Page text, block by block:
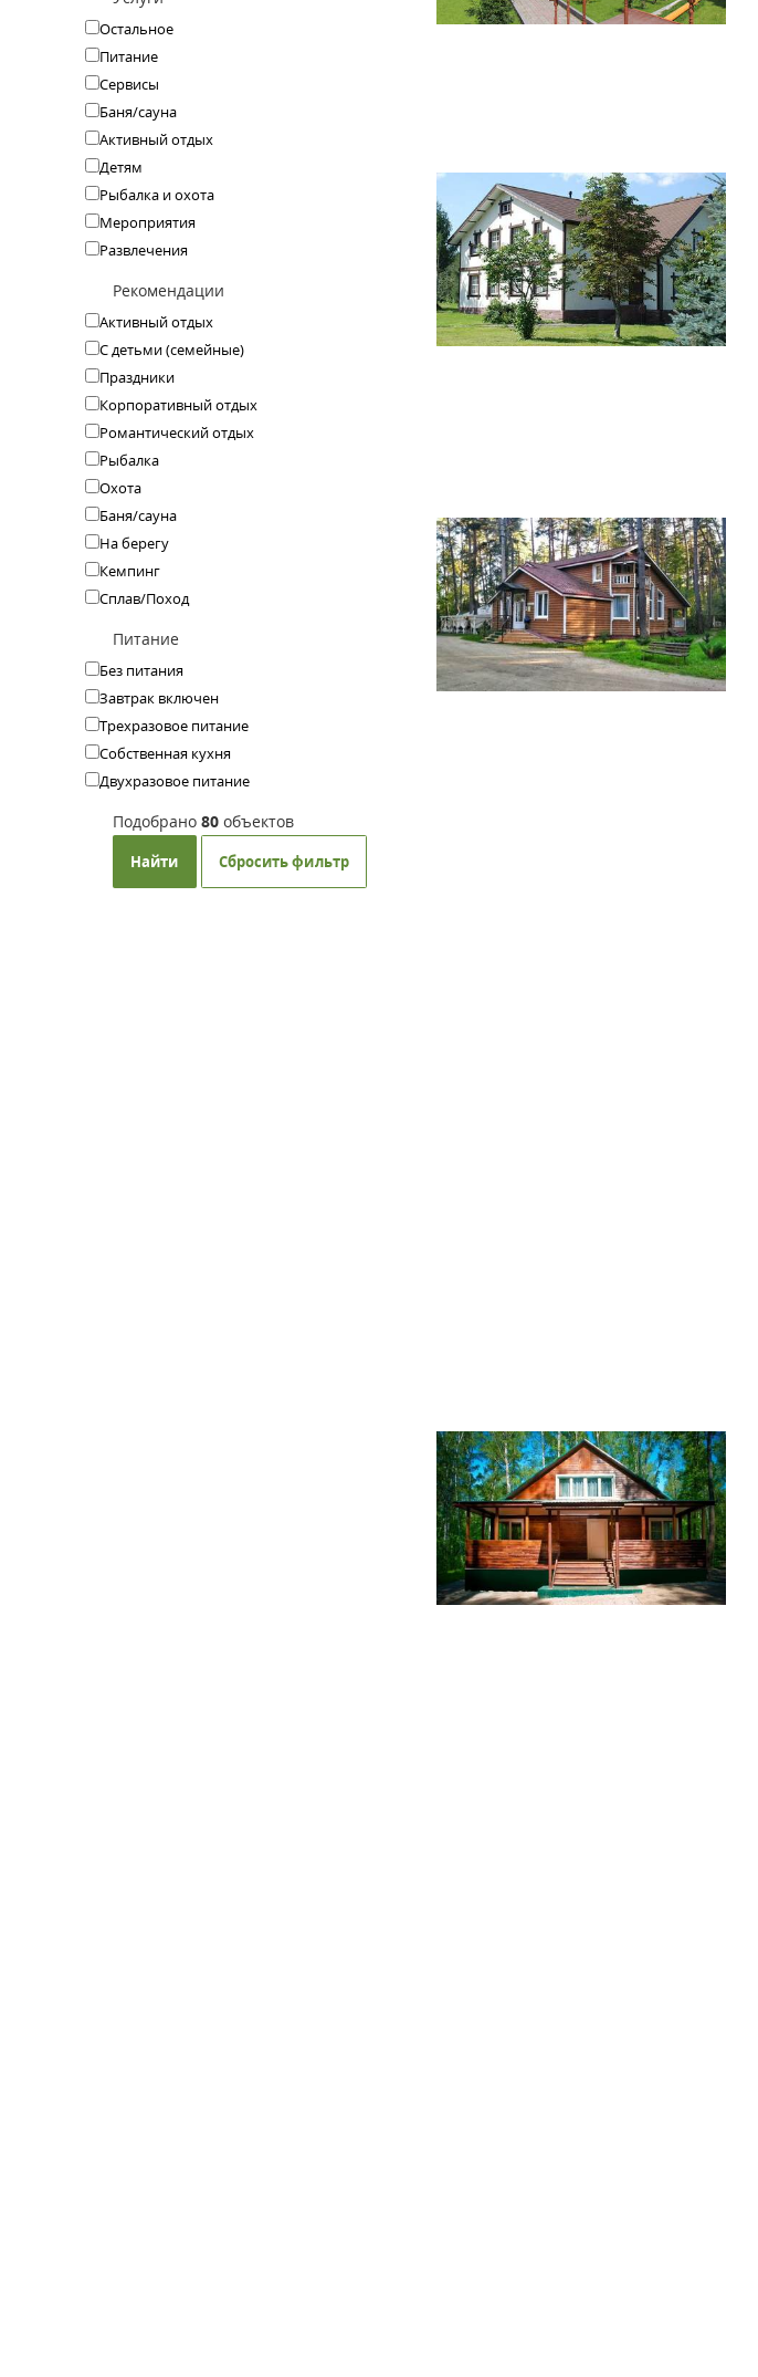
Остальное
Питание
Сервисы
Баня/сауна
Активный отдых
Детям
Рыбалка и охота
Мероприятия
Развлечения
Рекомендации
Активный отдых
С детьми (семейные)
Праздники
Корпоративный отдых
Романтический отдых
Рыбалка
Охота
Баня/сауна
На берегу
Кемпинг
Сплав/Поход
Питание
Без питания
Завтрак включен
Трехразовое питание
Собственная кухня
Двухразовое питание
Подобрано 80 объектов
Найти Сбросить фильтр